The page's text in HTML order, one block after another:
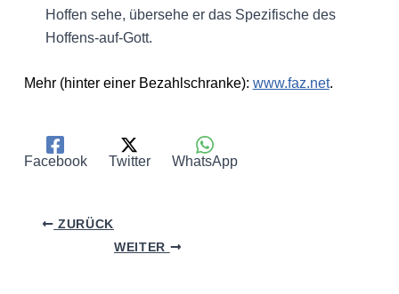
Hoffen sehe, übersehe er das Spezifische des
Hoffens-auf-Gott.
Mehr (hinter einer Bezahlschranke): www.faz.net.
Facebook Twitter WhatsApp
ZURÜCK
WEITER